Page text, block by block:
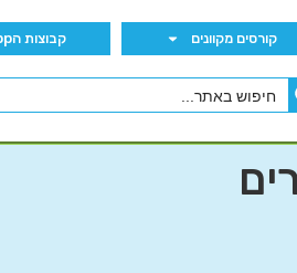
קורסים מקוונים קבוצות הWhatsApp